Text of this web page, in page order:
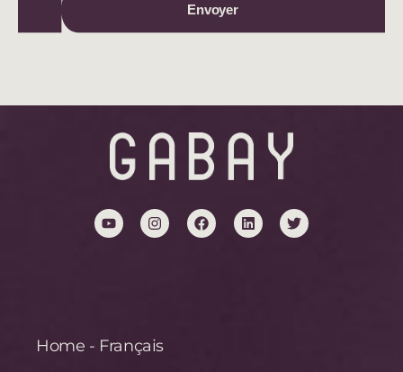
Envoyer
Home - Français